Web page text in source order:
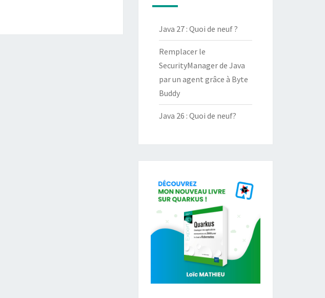
Java 27 : Quoi de neuf ?
Remplacer le
SecurityManager de Java
par un agent grâce à Byte
Buddy
Java 26 : Quoi de neuf?